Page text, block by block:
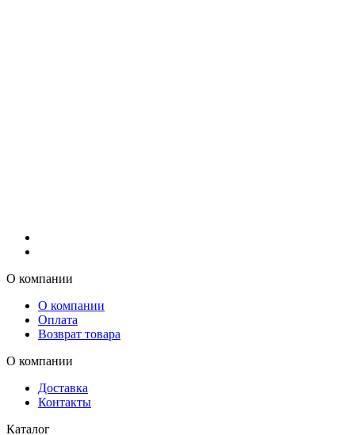
О компании
О компании
Оплата
Возврат товара
О компании
Доставка
Контакты
Каталог